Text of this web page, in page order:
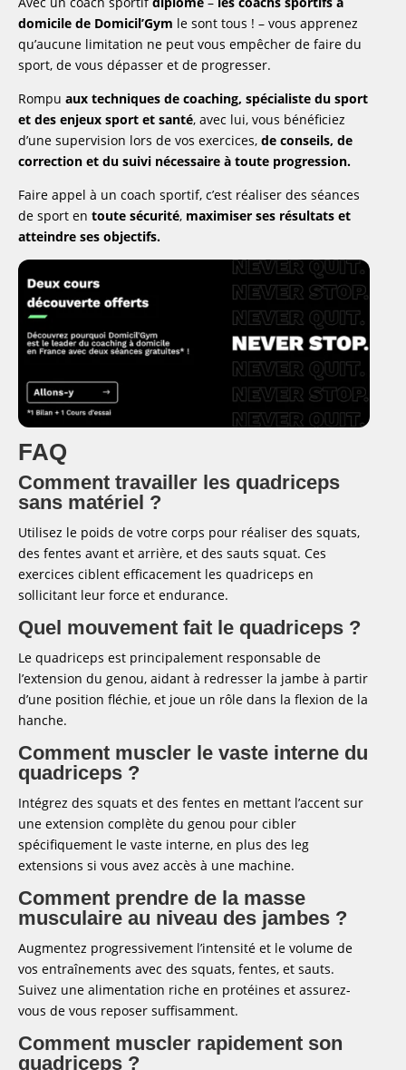
domicile de Domicil’Gym le sont tous ! – vous apprenez
qu’aucune limitation ne peut vous empêcher de faire du
sport, de vous dépasser et de progresser.
Rompu aux techniques de coaching, spécialiste du sport
et des enjeux sport et santé, avec lui, vous bénéficiez
d’une supervision lors de vos exercices, de conseils, de
correction et du suivi nécessaire à toute progression.
Faire appel à un coach sportif, c’est réaliser des séances
de sport en toute sécurité, maximiser ses résultats et
atteindre ses objectifs.
FAQ
Comment travailler les quadriceps
sans matériel ?
Utilisez le poids de votre corps pour réaliser des squats,
des fentes avant et arrière, et des sauts squat. Ces
exercices ciblent efficacement les quadriceps en
sollicitant leur force et endurance.
Quel mouvement fait le quadriceps ?
Le quadriceps est principalement responsable de
l’extension du genou, aidant à redresser la jambe à partir
d’une position fléchie, et joue un rôle dans la flexion de la
hanche.
Comment muscler le vaste interne du
quadriceps ?
Intégrez des squats et des fentes en mettant l’accent sur
une extension complète du genou pour cibler
spécifiquement le vaste interne, en plus des leg
extensions si vous avez accès à une machine.
Comment prendre de la masse
musculaire au niveau des jambes ?
Augmentez progressivement l’intensité et le volume de
vos entraînements avec des squats, fentes, et sauts.
Suivez une alimentation riche en protéines et assurez-
vous de vous reposer suffisamment.
Comment muscler rapidement son
quadriceps ?